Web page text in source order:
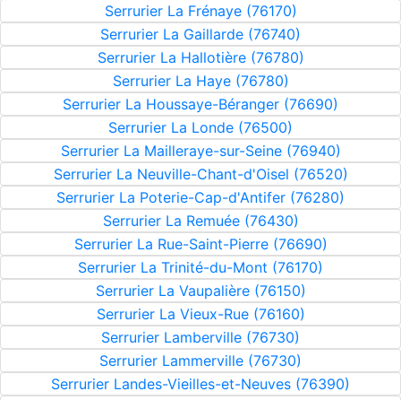
Serrurier La Frénaye (76170)
Serrurier La Gaillarde (76740)
Serrurier La Hallotière (76780)
Serrurier La Haye (76780)
Serrurier La Houssaye-Béranger (76690)
Serrurier La Londe (76500)
Serrurier La Mailleraye-sur-Seine (76940)
Serrurier La Neuville-Chant-d'Oisel (76520)
Serrurier La Poterie-Cap-d'Antifer (76280)
Serrurier La Remuée (76430)
Serrurier La Rue-Saint-Pierre (76690)
Serrurier La Trinité-du-Mont (76170)
Serrurier La Vaupalière (76150)
Serrurier La Vieux-Rue (76160)
Serrurier Lamberville (76730)
Serrurier Lammerville (76730)
Serrurier Landes-Vieilles-et-Neuves (76390)